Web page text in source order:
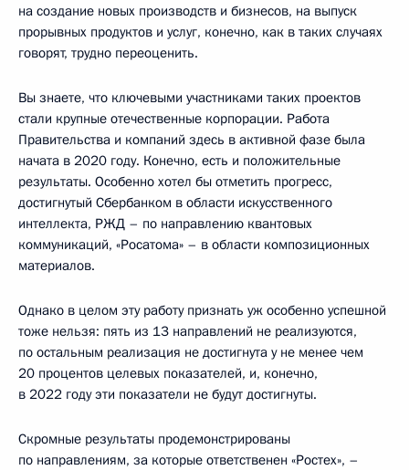
на создание новых производств и бизнесов, на выпуск
прорывных продуктов и услуг, конечно, как в таких случаях
говорят, трудно переоценить.
Вы знаете, что ключевыми участниками таких проектов
стали крупные отечественные корпорации. Работа
Правительства и компаний здесь в активной фазе была
начата в 2020 году. Конечно, есть и положительные
результаты. Особенно хотел бы отметить прогресс,
достигнутый Сбербанком в области искусственного
интеллекта, РЖД – по направлению квантовых
коммуникаций, «Росатома» – в области композиционных
материалов.
Однако в целом эту работу признать уж особенно успешной
тоже нельзя: пять из 13 направлений не реализуются,
по остальным реализация не достигнута у не менее чем
20 процентов целевых показателей, и, конечно,
в 2022 году эти показатели не будут достигнуты.
Скромные результаты продемонстрированы
по направлениям, за которые ответственен «Ростех», –